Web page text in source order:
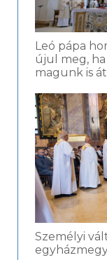
Leó pápa
újul meg,
magunk is
Személyi